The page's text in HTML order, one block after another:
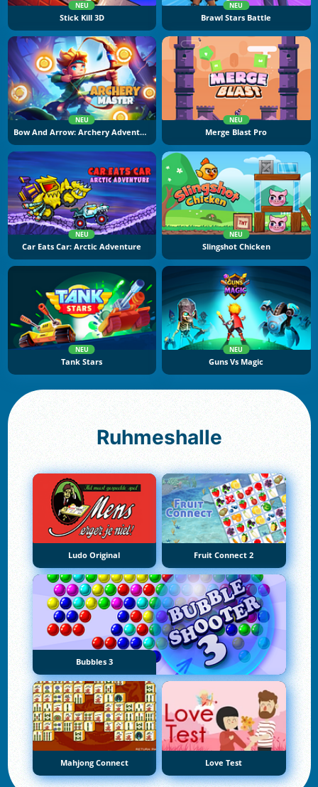
NEU
Stick Kill 3D
NEU
Brawl Stars Battle
NEU
Bow And Arrow: Archery Adventure
NEU
Merge Blast Pro
NEU
Car Eats Car: Arctic Adventure
NEU
Slingshot Chicken
NEU
Tank Stars
NEU
Guns Vs Magic
Ruhmeshalle
Ludo Original Fruit Connect 2
Bubbles 3
Mahjong Connect Love Test